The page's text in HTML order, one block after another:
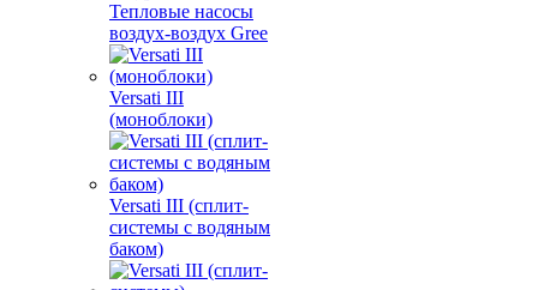
Тепловые насосы
воздух-воздух Gree
Versati III
(моноблоки)
Versati III (сплит-
системы с водяным
баком)